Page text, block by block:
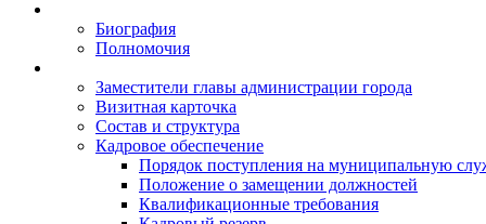
Биография
Полномочия
Заместители главы администрации города
Визитная карточка
Состав и структура
Кадровое обеспечение
Порядок поступления на муниципальную
Положение о замещении должностей
Квалификационные требования